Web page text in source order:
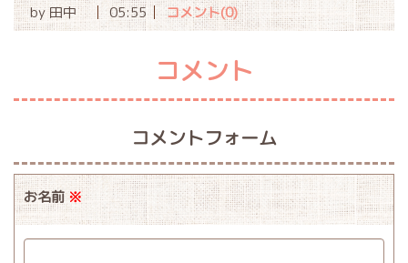
by田中 05:55 コメント(0)
コメント
コメントフォーム
お名前※